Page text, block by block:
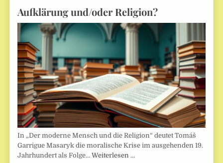
Aufklärung und/oder Religion?
In „Der moderne Mensch und die Religion“ deutet Tomáš
Garrigue Masaryk die moralische Krise im ausgehenden 19.
Jahrhundert als Folge…Weiterlesen …